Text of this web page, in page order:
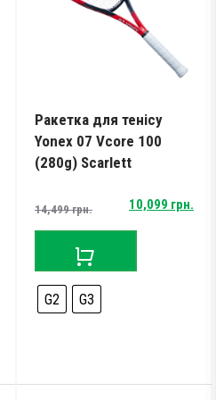
Ракетка для тенісу
Yonex 07 Vcore 100
(280g) Scarlett
14,499грн.Original
price
was:
14,499 грн..
10,099 грн.
Current
price
is:
10,099 грн..
G2 G3